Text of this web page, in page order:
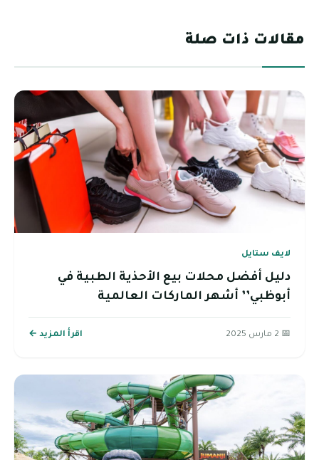
مقالات ذات صلة
لايف ستايل
دليل أفضل محلات بيع الأحذية الطبية في
أبوظبي’’ أشهر الماركات العالمية
📅 2 مارس 2025 اقرأ المزيد ←